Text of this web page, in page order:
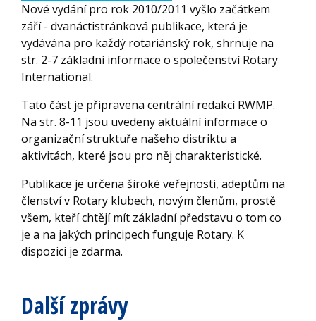
Nové vydání pro rok 2010/2011 vyšlo začátkem
září - dvanáctistránková publikace, která je
vydávána pro každý rotariánský rok, shrnuje na
str. 2-7 základní informace o společenství Rotary
International.
Tato část je připravena centrální redakcí RWMP.
Na str. 8-11 jsou uvedeny aktuální informace o
organizační struktuře našeho distriktu a
aktivitách, které jsou pro něj charakteristické.
Publikace je určena široké veřejnosti, adeptům na
členství v Rotary klubech, novým členům, prostě
všem, kteří chtějí mít základní představu o tom co
je a na jakých principech funguje Rotary. K
dispozici je zdarma.
Další zprávy